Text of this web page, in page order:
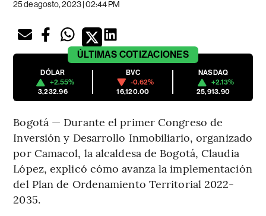
25 de agosto, 2023 | 02:44 PM
ÚLTIMAS COTIZACIONES
DÓLAR
+2.55%
3,232.96
BVC
-0.62%
16,120.00
NASDAQ
+2.13%
25,913.90
Bogotá — Durante el primer Congreso de
Inversión y Desarrollo Inmobiliario, organizado
por Camacol, la alcaldesa de Bogotá, Claudia
López, explicó cómo avanza la implementación
del Plan de Ordenamiento Territorial 2022-
2035.